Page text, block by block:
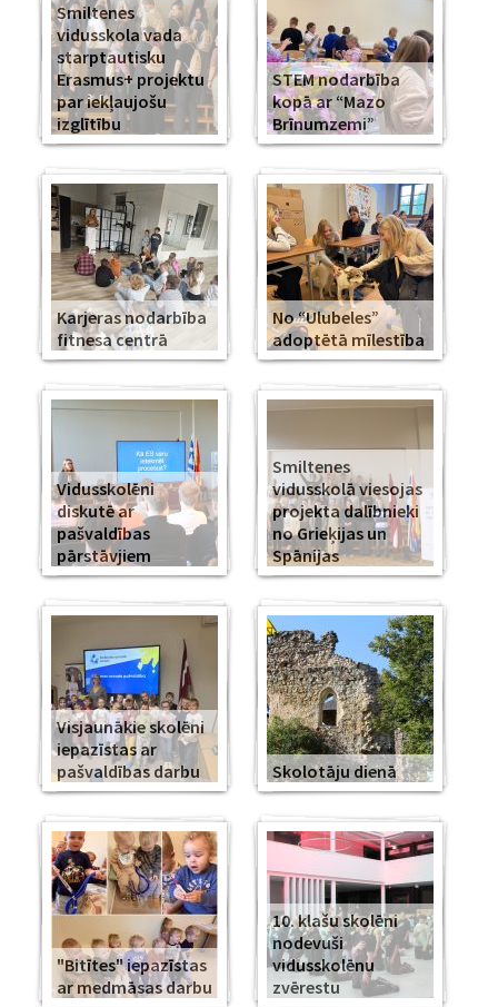
Smiltenes
vidusskola vada
starptautisku
Erasmus+ projektu
par iekļaujošu
izglītību
STEM nodarbība
kopā ar “Mazo
Brīnumzemi”
Karjeras nodarbība
fitnesa centrā
No “Ulubeles”
adoptētā mīlestība
Vidusskolēni
diskutē ar
pašvaldības
pārstāvjiem
Smiltenes
vidusskolā viesojas
projekta dalībnieki
no Grieķijas un
Spānijas
Visjaunākie skolēni
iepazīstas ar
pašvaldības darbu
Skolotāju dienā
"Bitītes" iepazīstas
ar medmāsas darbu
10. klašu skolēni
nodevuši
vidusskolēnu
zvērestu